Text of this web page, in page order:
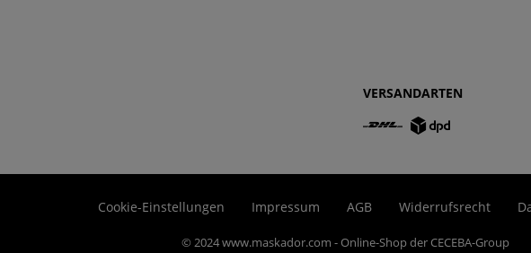
VERSANDARTEN
Cookie-Einstellungen Impressum AGB Widerrufsrecht
© 2024 www.maskador.com - Online-Shop der CECEBA-Group